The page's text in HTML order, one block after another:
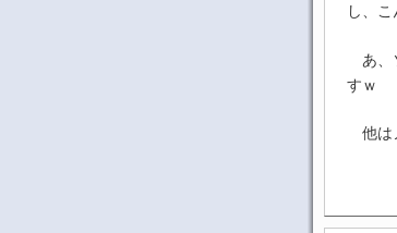
し、こ
あ、
すｗ
他は